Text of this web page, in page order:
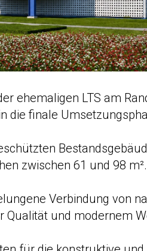
ehemaligen LTS am
die finale
zwischen 61 und 98 m².
Verbindung von
Qualität und modernem